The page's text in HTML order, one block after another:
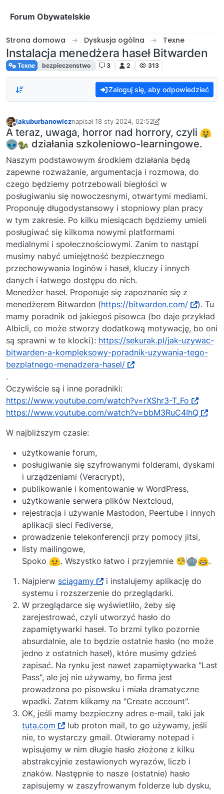
Forum Obywatelskie
Strona domowa Dyskusja ogólna Texne
Instalacja menedżera haseł Bitwarden
Texne bezpieczenstwo 3 2 313
Zaloguj się, aby odpowiedzieć
Niedostępny
jakuburbanowicznapisał 18 sty 2024, 02:52
ostatnio edytowany przez jakuburbanowicz
A teraz, uwaga, horror nad horrory, czyli
działania szkoleniowo-learningowe.
Naszym podstawowym środkiem działania będą
zapewne rozważanie, argumentacja i rozmowa, do
czego będziemy potrzebowali biegłości w
posługiwaniu się nowoczesnymi, otwartymi mediami.
Proponuję długodystansowy i stopniowy plan pracy
w tym zakresie. Po kilku miesiącach będziemy umieli
posługiwać się kilkoma nowymi platformami
medialnymi i społecznościowymi. Zanim to nastąpi
musimy nabyć umiejętność bezpiecznego
przechowywania loginów i haseł, kluczy i innych
danych i łatwego dostępu do nich.
Menedżer haseł. Proponuje się zapoznanie się z
menedżerem Bitwarden (https://bitwarden.com/
). Tu
mamy poradnik od jakiegoś pisowca (bo daje przykład
Albicli, co może stworzy dodatkową motywację, bo oni
są sprawni w te klocki): https://sekurak.pl/jak-uzywac-
bitwarden-a-kompleksowy-poradnik-uzywania-tego-
bezplatnego-menadzera-hasel/
.
Oczywiście są i inne poradniki:
https://www.youtube.com/watch?v=rXShr3-T_Fo
https://www.youtube.com/watch?v=bbM3RuC4IhQ
W najbliższym czasie:
użytkowanie forum,
posługiwanie się szyfrowanymi folderami, dyskami
i urządzeniami (Veracrypt),
publikowanie i komentowanie w WordPress,
użytkowanie serwera plików Nextcloud,
rejestracja i używanie Mastodon, Peertube i innych
aplikacji sieci Fediverse,
prowadzenie telekonferencji przy pomocy jitsi,
listy mailingowe,
Spoko
. Wszystko łatwo i przyjemnie 🧐 .
Najpierw sciągamy
i instalujemy aplikację do
systemu i rozszerzenie do przeglądarki.
W przeglądarce się wyświetliło, żeby się
zarejestrować, czyli utworzyć hasło do
zapamiętywarki haseł. To brzmi tylko pozornie
absurdalnie, ale to będzie ostatnie hasło (no może
jedno z ostatnich haseł), które musimy gdzieś
zapisać. Na rynku jest nawet zapamiętywarka "Last
Pass", ale jej nie używamy, bo firma jest
prowadzona po pisowsku i miała dramatyczne
wpadki. Zatem klikamy na "Create account".
OK, jeśli mamy bezpieczny adres e-mail, taki jak
tuta.com
lub proton mail, to go używamy, jeśli
nie, to wystarczy gmail. Otwieramy notepad i
wpisujemy w nim długie hasło złożone z kilku
abstrakcyjnie zestawionych wyrazów, liczb i
znaków. Następnie to nasze (ostatnie) hasło
zapisujemy w zaszyfrowanym folderze lub dysku,